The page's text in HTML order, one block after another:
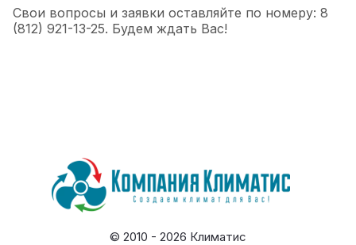
Свои вопросы и заявки оставляйте по номеру: 8
(812) 921-13-25. Будем ждать Вас!
© 2010 - 2026 Климатис